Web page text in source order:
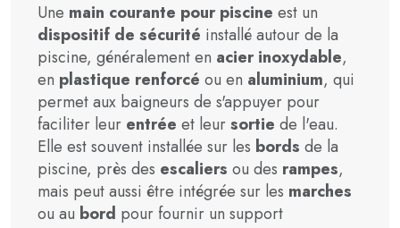
Une main courante pour piscine est un
dispositif de sécurité installé autour de la
piscine, généralement en acier inoxydable,
en plastique renforcé ou en aluminium, qui
permet aux baigneurs de s'appuyer pour
faciliter leur entrée et leursortie de l'eau.
Elle est souvent installée sur les bords de la
piscine, près des escaliers ou des rampes,
mais peut aussi être intégrée sur les marches
ou au bord pour fournir un support